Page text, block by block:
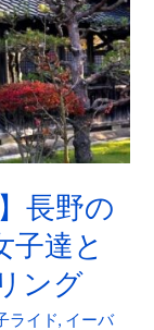
長野の
子達と
ング
ライド, イーバ